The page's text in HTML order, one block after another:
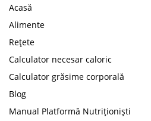
Acasă
Alimente
Rețete
Calculator necesar caloric
Calculator grăsime corporală
Blog
Manual Platformă Nutriționiști